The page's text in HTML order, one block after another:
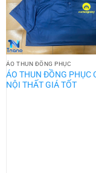
ÁO THUN ĐỒNG PHỤC
ÁO THUN ĐỒNG PHỤC
NỘI THẤT GIÁ TỐT